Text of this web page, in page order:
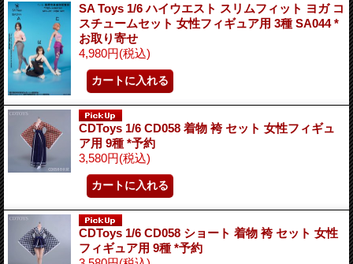
SA Toys 1/6 ハイウエスト スリムフィット ヨガ コ
スチュームセット 女性フィギュア用 3種 SA044 *
お取り寄せ
4,980円(税込)
CDToys 1/6 CD058 着物 袴 セット 女性フィギュ
ア用 9種 *予約
3,580円(税込)
CDToys 1/6 CD058 ショート 着物 袴 セット 女性
フィギュア用 9種 *予約